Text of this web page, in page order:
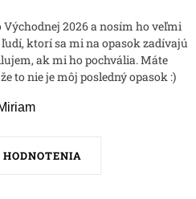
2026 a nosím ho veľmi
ktorí sa mi na opasok zadívajú
ak mi ho pochvália. Máte
to nie je môj posledný opasok :)